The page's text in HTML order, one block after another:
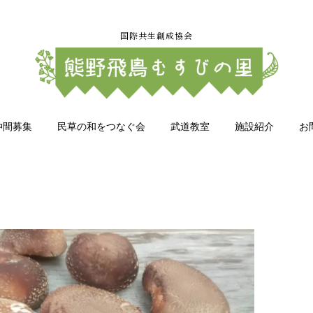
国際共生創成協会
間募集 民草の和をつなぐ会 武道教室 施設紹介 お